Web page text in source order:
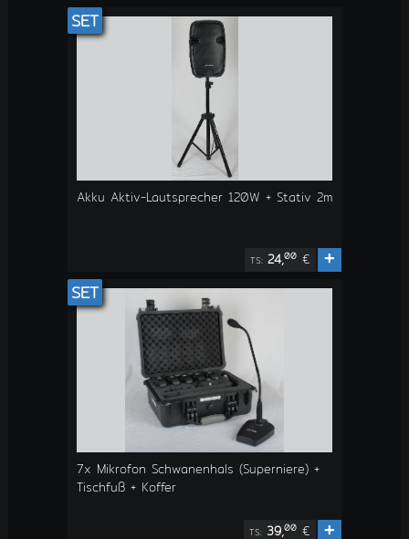
SET
Akku Aktiv-Lautsprecher 120W + Stativ 2m
TS: 24,00 € +
SET
7x Mikrofon Schwanenhals (Superniere) +
Tischfuß + Koffer
TS: 39,00 € +